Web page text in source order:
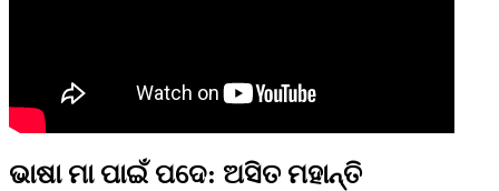
ଭାଷା ମା ପାଇଁ ପଦେ: ଅସିତ ମହାନ୍ତି